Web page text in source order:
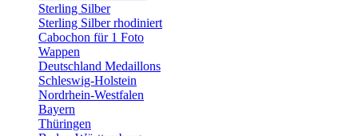
Sterling Silber
Sterling Silber rhodiniert
Cabochon für 1 Foto
Wappen
Deutschland Medaillons
Schleswig-Holstein
Nordrhein-Westfalen
Bayern
Thüringen